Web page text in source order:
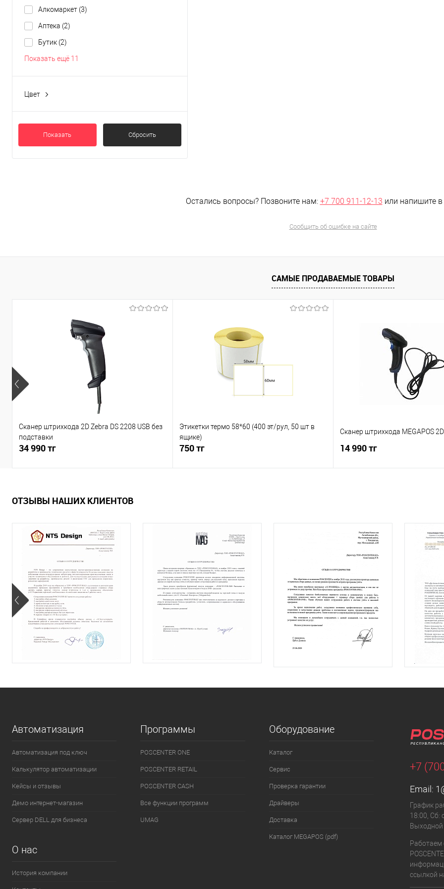
Алкомаркет (3)
Аптека (2)
Бутик (2)
Показать ещё 11
Цвет
Черный(5)
Показать Сбросить
Остались вопросы? Позвоните нам: +7 700 911-12-13 или напишите в
Сообщить об ошибке на сайте
САМЫЕ ПРОДАВАЕМЫЕ ТОВАРЫ
Сканер штрихкода 2D Zebra DS 2208 USB без
подставки
34 990 тг
Этикетки термо 58*60 (400 эт/рул, 50 шт в
ящике)
750 тг
Сканер штрихкода MEGAPOS
14 990 тг
ОТЗЫВЫ НАШИХ КЛИЕНТОВ
Автоматизация
Автоматизация под ключ
Калькулятор автоматизации
Кейсы и отзывы
Демо интернет-магазин
Сервер DELL для бизнеса
Программы
POSCENTER ONE
POSCENTER RETAIL
POSCENTER CASH
Все функции программ
UMAG
Оборудование
Каталог
Сервис
Проверка гарантии
Драйверы
Доставка
Каталог MEGAPOS (pdf)
О нас
История компании
+7
Email:
График
18:00, Сб:
Выходной
Работаем
ссылкой